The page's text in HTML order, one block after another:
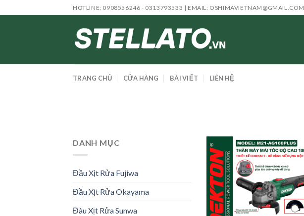
to
HOTLINE: 0908556246 - 0313793533 | EMAIL: OSHIMAVIETNAM@GMAIL.COM
TRANG CHỦ CỬA HÀNG BÀI VIẾT LIÊN HỆ
DANH MỤC
Đầu Xịt Rửa Fujiwa
Đầu Xịt Rửa Okayama
Đàu Xịt Rửa Sunwa